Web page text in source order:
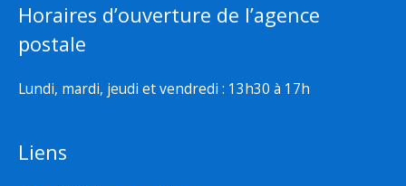
Horaires d’ouverture de l’agence
postale
Lundi, mardi, jeudi et vendredi : 13h30 à 17h
Liens